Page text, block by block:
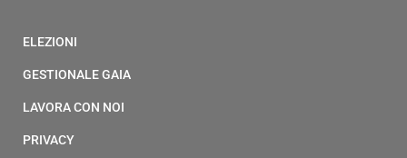
ELEZIONI
GESTIONALE GAIA
LAVORA CON NOI
PRIVACY